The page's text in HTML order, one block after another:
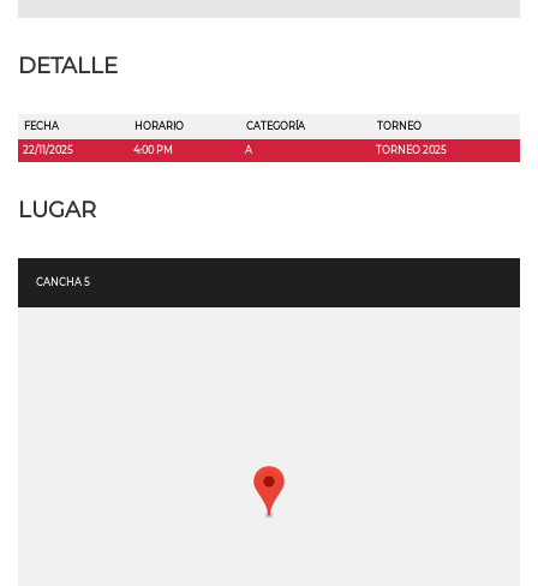
DETALLE
FECHA HORARIO CATEGORÍA
TORNEO
22/11/2025
4:00 PM A TORNEO 2025
LUGAR
CANCHA 5